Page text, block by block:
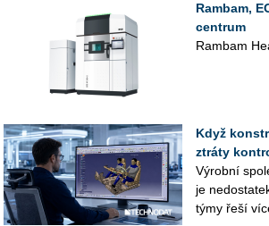
Rambam,
centrum
Rambam
Když
ztráty
Vý­rob­ní
je
týmy řeší